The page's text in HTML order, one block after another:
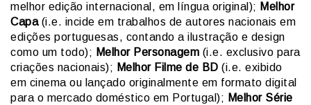
melhor edição internacional, em língua original); Melhor
Capa(i.e. incide em trabalhos de autores nacionais em
edições portuguesas, contando a ilustração e design
como um todo); Melhor Personagem (i.e. exclusivo para
criações nacionais); Melhor Filme de BD (i.e. exibido
em cinema ou lançado originalmente em formato digital
para o mercado doméstico em Portugal); Melhor Série